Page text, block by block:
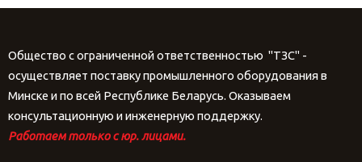
Общество с ограниченной ответственностью "ТЗС" -
осуществляет поставку промышленного оборудования в
Минске и по всей Республике Беларусь. Оказываем
консультационную и инженерную поддержку.
Работаем только с юр. лицами.